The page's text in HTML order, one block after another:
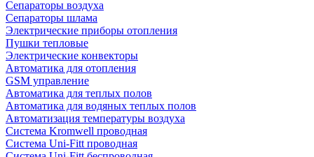
Сепараторы воздуха
Сепараторы шлама
Электрические приборы отопления
Пушки тепловые
Электрические конвекторы
Автоматика для отопления
GSM управление
Автоматика для теплых полов
Автоматика для водяных теплых полов
Автоматизация температуры воздуха
Система Kromwell проводная
Система Uni-Fitt проводная